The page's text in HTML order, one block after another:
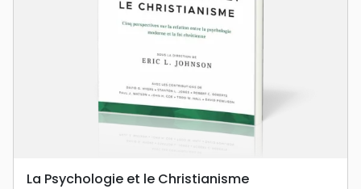
La Psychologie et le Christianisme